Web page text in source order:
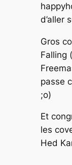
d’aller
Gros
Falling
passe
;o)
Et
les
Hed